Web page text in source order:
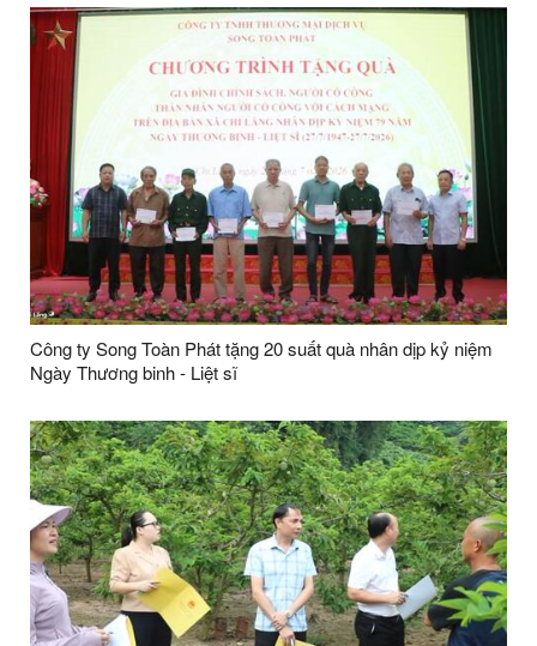
Công ty Song Toàn Phát tặng 20 suất quà nhân dịp kỷ niệm
Ngày Thương binh - Liệt sĩ